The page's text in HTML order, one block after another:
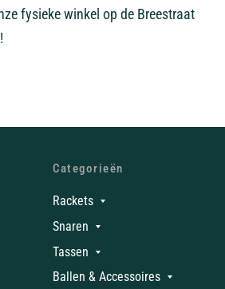
fysieke winkel op de Breestraat
Categorieën
Rackets
Snaren
Tassen
Ballen & Accessoires